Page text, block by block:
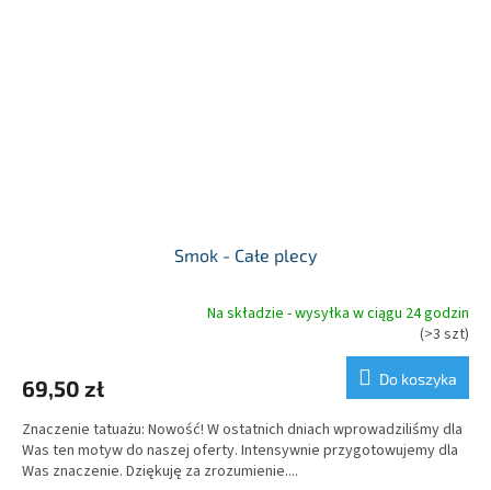
Smok - Całe plecy
wynosi
na
5
gwiazdek.
Na składzie - wysyłka w ciągu 24 godzin
(>3 szt)
69,50 zł Do koszyka
Znaczenie tatuażu: Nowość! W ostatnich dniach wprowadziliśmy dla
Was ten motyw do naszej oferty. Intensywnie przygotowujemy dla
Was znaczenie. Dziękuję za zrozumienie....